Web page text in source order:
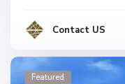
Contact US
Featured